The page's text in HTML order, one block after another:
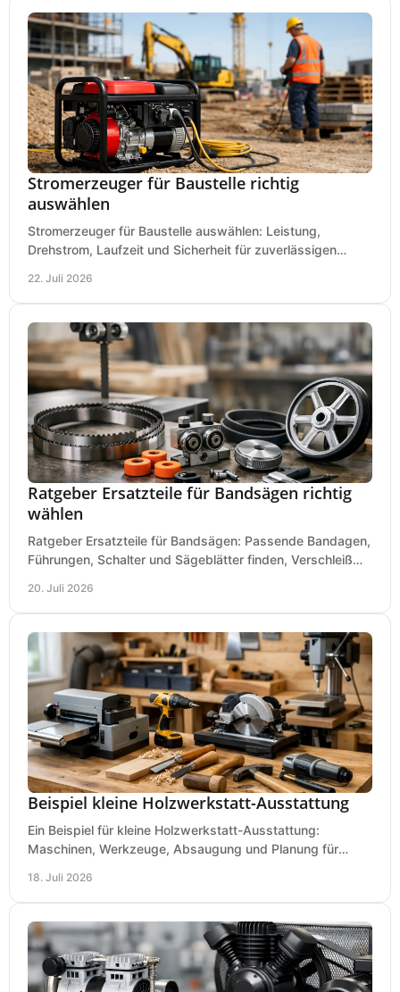
Stromerzeuger für Baustelle richtig
auswählen
Stromerzeuger für Baustelle auswählen: Leistung,
Drehstrom, Laufzeit und Sicherheit für zuverlässigen
22. Juli 2026
Ratgeber Ersatzteile für Bandsägen richtig
wählen
Ratgeber Ersatzteile für Bandsägen: Passende Bandagen,
Führungen, Schalter und Sägeblätter finden, Verschleiß
20. Juli 2026
Beispiel kleine Holzwerkstatt-Ausstattung
Ein Beispiel für kleine Holzwerkstatt-Ausstattung:
Maschinen, Werkzeuge, Absaugung und Planung für
18. Juli 2026